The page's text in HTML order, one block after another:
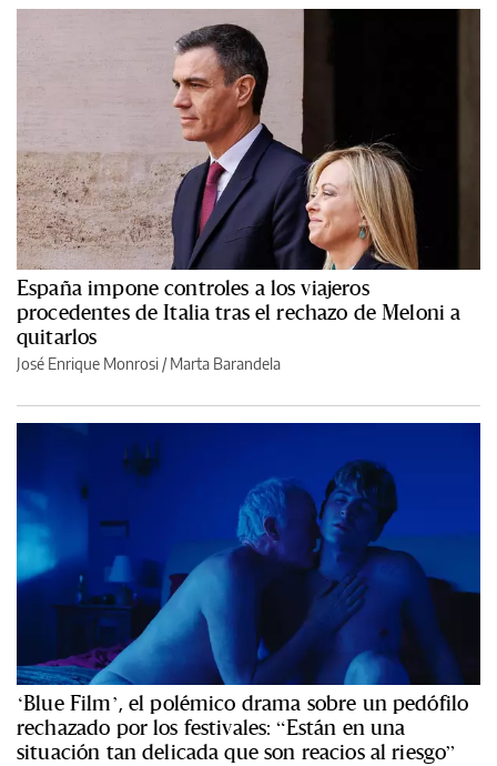
España impone controles a los viajeros
procedentes de Italia tras el rechazo de Meloni a
quitarlos
José Enrique Monrosi / Marta Barandela
‘Blue Film’, el polémico drama sobre un pedófilo
rechazado por los festivales: “Están en una
situación tan delicada que son reacios al riesgo”